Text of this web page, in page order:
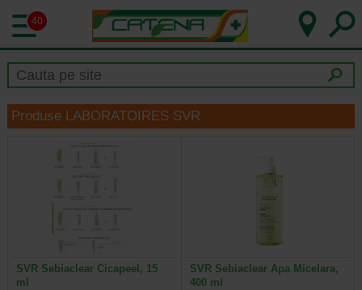
40
Produse LABORATOIRES SVR
SVR Sebiaclear Cicapeel, 15
ml
SVR Sebiaclear Apa Micelara,
400 ml